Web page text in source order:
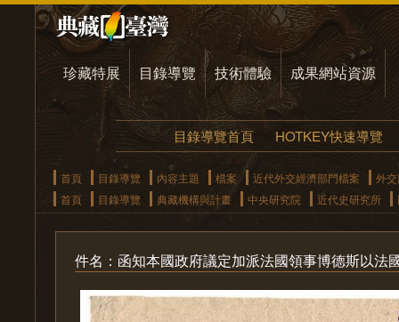
珍藏特展 目錄導覽 技術體驗 成果網站資源
目錄導覽首頁 HOTKEY快速導覽
首頁 目錄導覽 內容主題 檔案 近代外交經濟部門檔案
外
首頁
目錄導覽 典藏機構與計畫 中央研究院 近代史研究所
件名：函知本國政府議定加派法國領事博德斯以法